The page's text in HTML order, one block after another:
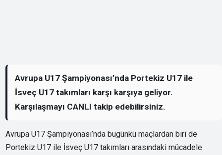
Avrupa U17 Şampiyonası’nda Portekiz U17 ile
İsveç U17 takımları karşı karşıya geliyor.
Karşılaşmayı CANLI takip edebilirsiniz.
Avrupa U17 Şampiyonası’nda bugünkü maçlardan biri de
Portekiz U17 ile İsveç U17 takımları arasındaki mücadele